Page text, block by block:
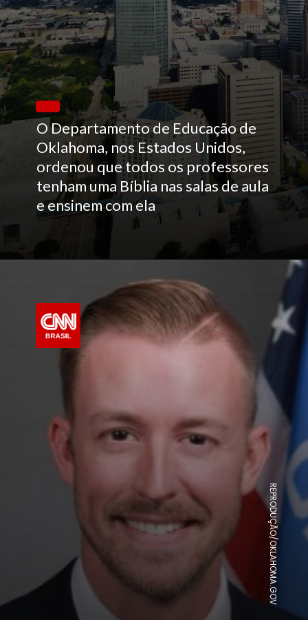
O Departamento de Educação de
Oklahoma, nos Estados Unidos,
ordenou que todos os professores
tenham uma Bíblia nas salas de aula
e ensinem com ela
REPRODUÇÃO/OKLAHOMA.GOV